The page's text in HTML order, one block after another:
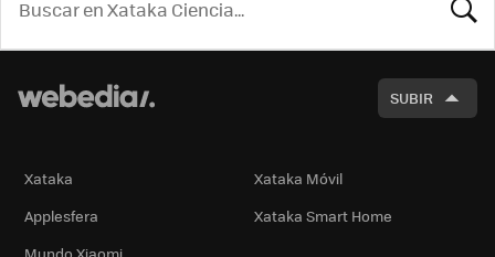
SUBIR
Xataka
Xataka Móvil
Applesfera
Xataka Smart Home